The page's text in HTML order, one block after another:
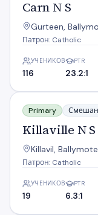
Carn N S
Gurteen,
Патрон: Catholic
УЧЕНИКОВ
116
PTR
23.2:1
Killaville N S
Primary
Killaville N S
Killavil,
Патрон: Catholic
УЧЕНИКОВ
19
PTR
6.3:1